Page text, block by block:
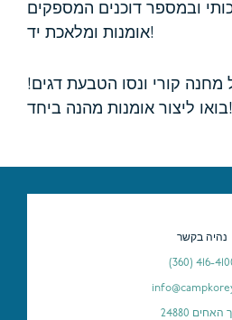
ובמספר דוכנים המספקים
אומנות ומלאכת יד!
מחנה קורי ונסו הטבעת דגים!
בואו ליצור אומנות מהנה ביחד!
נהיה בקשר
(360) 416-
24880